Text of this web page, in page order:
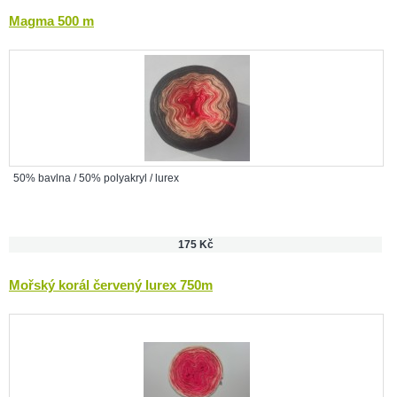
Magma 500 m
50% bavlna / 50% polyakryl / lurex
175 Kč
Mořský korál červený lurex 750m